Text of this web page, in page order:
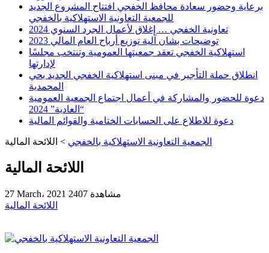
برعاية وحضور سعادة محافظ الخفجي افتتاح المشروع الجديد
للجمعية التعاونية الاستهلاكية بالخفجي
تعاونية الخفجي … إغلاق لأعمال الجرد السنوي 2024
توضيحات بشان آلية توزيع أرباح العام المالي 2023
استهلاكية الخفجي تعقد جمعيتها العمومية وتنتخب مجلسًا
لإدارتها
انطلاق حملة التأجير في مبنى استهلاكية الخفجي الجديد بحي
المحمدية
دعوة للحضور والمشاركة في أعمال اجتماع الجمعية العمومية
“العادية” 2024
دعوة للاطلاع على الحسابات الختامية والقوائم المالية
الجمعية التعاونية الاستهلاكية بالخفجي > اللائحة المالية
اللائحة المالية
27 March، 2021
2407 مشاهدة
اللائحة المالية